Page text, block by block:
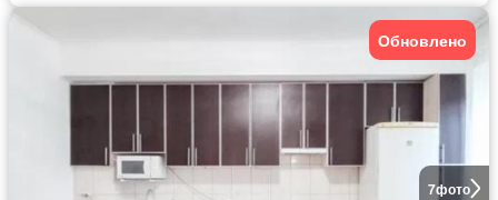
7фото
Обновлено